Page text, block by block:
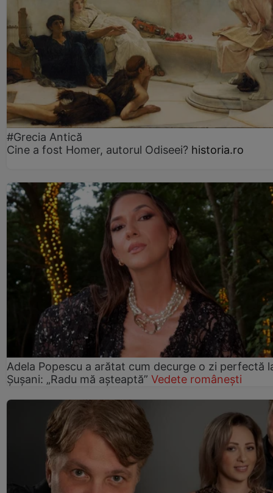
#Grecia Antică
Cine a fost Homer, autorul Odiseei? historia.ro
Adela Popescu a arătat cum decurge o zi perfectă
Șușani: „Radu mă așteaptă” Vedete românești